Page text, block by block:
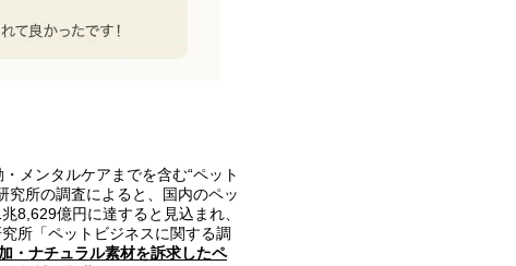
メンタルケアまでを含む“ペット
究所の調査によると、国内のペッ
8,629億円に達すると見込まれ、
所「ペットビジネスに関する調
・ナチュラル素材を訴求したペ